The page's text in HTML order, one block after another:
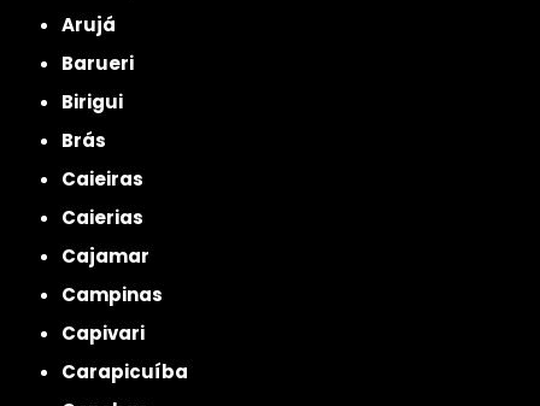
Arujá
Barueri
Birigui
Brás
Caieiras
Caierias
Cajamar
Campinas
Capivari
Carapicuíba